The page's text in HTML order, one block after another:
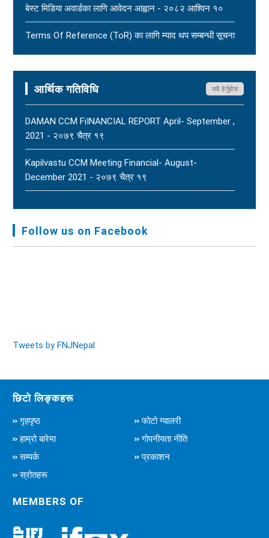
पत्रकार महासंघको आग्रह - २०८३ साउन १५
New
बेस्ट मिडिया अवार्डका लागि आवेदन आह्वान - २०८२ आश्विन १०
Terms Of Reference (ToR) का लागि म्याद थप सम्बन्धी सूचना
आर्थिक गतिविधि सबै हेर्नुहोस
DAMAN CCM FiINANCIAL REPORT April- September ,
2021 - २०७९ चैत्र १९
Kapilvastu CCM Meeting Financial- August-
December 2021 - २०७९ चैत्र १९
Audit Report FY-2076-077 - २०७७ कार्तिक २३
Follow us on Facebook
Tweets by FNJNepal
छिटो लिङ्कहरू
गृहपृष्ठ
फोटो ग्यालरी
हाम्रो बारेमा
गोपनीयता नीति
सम्पर्क
प्रकाशन
स्रोतहरू
MEMBERS OF